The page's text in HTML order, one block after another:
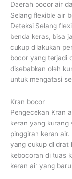
Daerah bocor air
Selang flexible air
Deteksi Selang
benda keras, bisa
cukup dilakukan
bocor yang terjadi
disebabkan oleh
untuk mengatasi
Kran bocor
Pengecekan Kran
keran yang kurang
pinggiran keran
yang cukup di drat
kebocoran di tuas
keran air yang